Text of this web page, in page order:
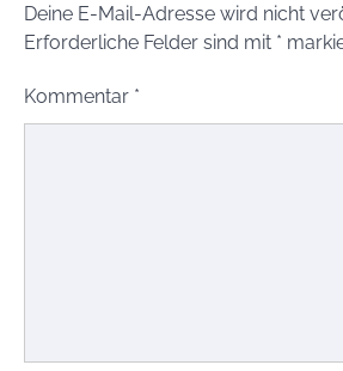
Deine E-Mail-Adresse wird nicht
Erforderliche Felder sind mit *
Kommentar *